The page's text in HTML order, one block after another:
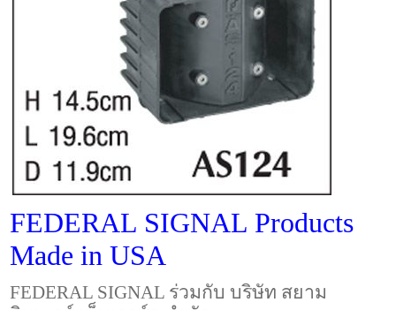
FEDERAL SIGNAL Products
Made in USA
FEDERAL SIGNAL ร่วมกับ บริษัท สยาม